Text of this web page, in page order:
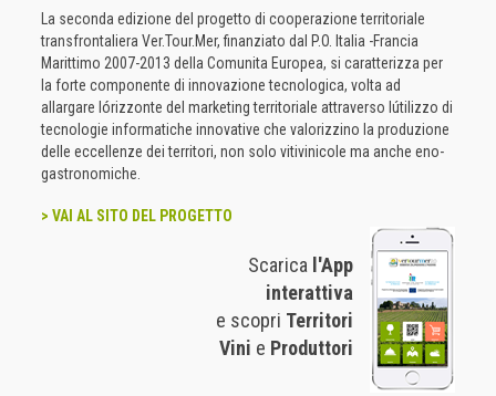
La seconda edizione del progetto di cooperazione territoriale
transfrontaliera Ver.Tour.Mer, finanziato dal P.O. Italia -Francia
Marittimo 2007-2013 della Comunita Europea, si caratterizza per
la forte componente di innovazione tecnologica, volta ad
allargare lórizzonte del marketing territoriale attraverso lútilizzo di
tecnologie informatiche innovative che valorizzino la produzione
delle eccellenze dei territori, non solo vitivinicole ma anche eno-
gastronomiche.
> VAI AL SITO DEL PROGETTO
Scarica l'App
interattiva
e scopri Territori
Vini e Produttori